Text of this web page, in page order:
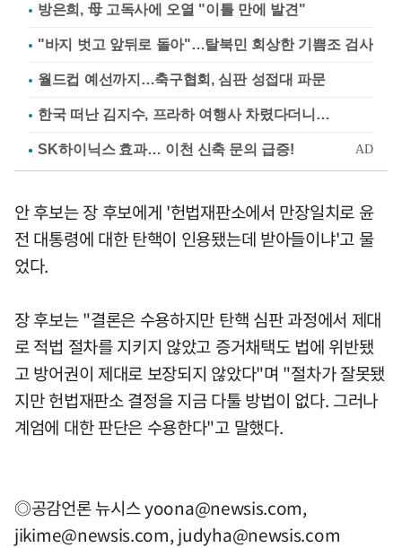
방은희, 母 고독사에 오열 "이틀 만에 발견"
"바지 벗고 앞뒤로 돌아"…탈북민 회상한 기쁨조 검사
월드컵 예선까지…축구협회, 심판 성접대 파문
한국 떠난 김지수, 프라하 여행사 차렸다더니…
안 후보는 장 후보에게 '헌법재판소에서 만장일치로 윤
전 대통령에 대한 탄핵이 인용됐는데 받아들이냐'고 물
었다.
장 후보는 "결론은 수용하지만 탄핵 심판 과정에서 제대
로 적법 절차를 지키지 않았고 증거채택도 법에 위반됐
고 방어권이 제대로 보장되지 않았다"며 "절차가 잘못됐
지만 헌법재판소 결정을 지금 다툴 방법이 없다. 그러나
계엄에 대한 판단은 수용한다"고 말했다.
◎공감언론 뉴시스yoona@newsis.com,
jikime@newsis.com,judyha@newsis.com